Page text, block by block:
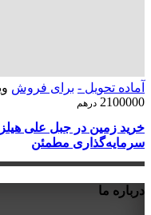
آماده تحویل - برای فروش
2100000 درهم
خرید زمین در جبل علی
سرمایه‌گذاری مطمئن
درباره ما